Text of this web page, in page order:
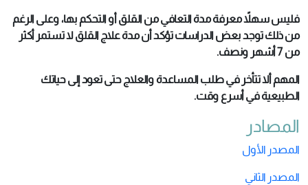
فليس سهلاً معرفة مدة التعافي من القلق أو التحكم بها، وعلى الرغم
من ذلك توجد بعض الدراسات تؤكد أن مدة علاج القلق لا تستمر أكثر
من 7 أشهر ونصف.
المهم ألا تتأخر في طلب المساعدة والعلاج حتى تعود إلى حياتك
الطبيعية في أسرع وقت.
المصادر
المصدر الأول
المصدر الثاني